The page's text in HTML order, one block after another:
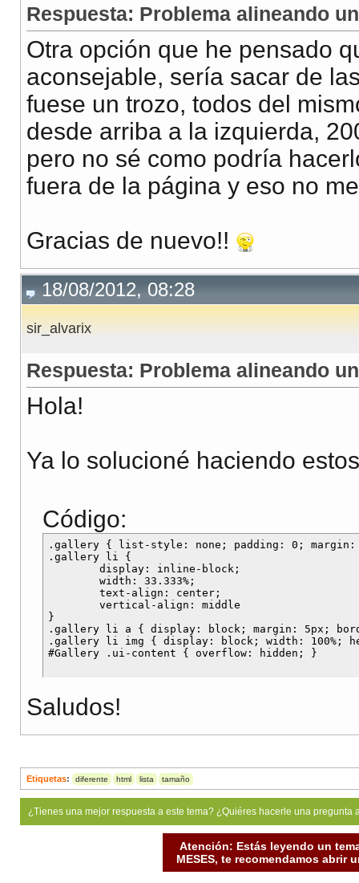
Respuesta: Problema alineando
Otra opción que he pensado
aconsejable, sería sacar de
fuese un trozo, todos del
desde arriba a la izquierda,
pero no sé como podría
fuera de la página y eso no
Gracias de nuevo!!
18/08/2012, 08:28
sir_alvarix
Respuesta: Problema alineando
Hola!
Ya lo solucioné haciendo
Código:
.gallery { list-style: none; padding: 0;
.gallery li {
}
.gallery li a { display: block; margin: 5px;
.gallery li img { display: block; width: 100%;
Saludos!
Etiquetas: diferente html lista tamaño
¿Tienes una mejor respuesta a este tema? ¿Quiéres hacerle una
Atención: Estás leyendo un
MESES, te recomendamos abrir